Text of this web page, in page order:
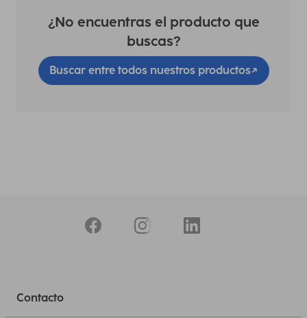
¿No encuentras el producto que
buscas?
Buscar entre todos nuestros productos
Contacto